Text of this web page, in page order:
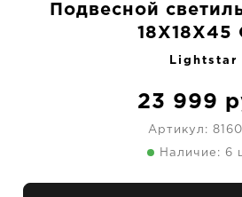
Подвесной
18X18X45
Lightstar
23 999
Артикул:
Наличие: 6